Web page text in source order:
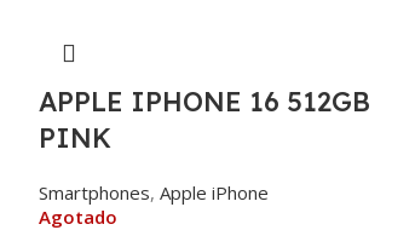
APPLE IPHONE 16 512GB
PINK
Smartphones, Apple iPhone
Agotado